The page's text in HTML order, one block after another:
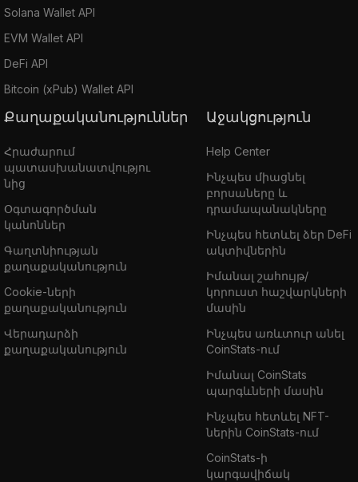
Solana Wallet API
EVM Wallet API
DeFi API
Bitcoin (xPub) Wallet API
Քաղաքականություններ
Հրաժարում
պատասխանատվությու
նից
Օգտագործման
կանոններ
Գաղտնիության
քաղաքականություն
Cookie-ների
քաղաքականություն
Վերադարձի
քաղաքականություն
Աջակցություն
Help Center
Ինչպես միացնել
բորսաները և
դրամապանակները
Ինչպես հետևել ձեր DeFi
ակտիվներին
Իմանալ շահույթ/
կորուստ հաշվարկների
մասին
Ինչպես առևտուր անել
CoinStats-ում
Իմանալ CoinStats
պարգևների մասին
Ինչպես հետևել NFT-
ներին CoinStats-ում
CoinStats-ի
կարգավիճակ